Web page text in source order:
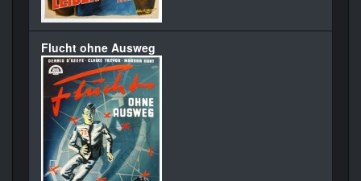
Flucht ohne Ausweg